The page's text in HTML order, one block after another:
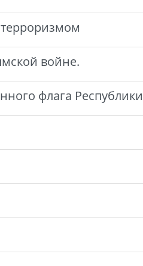
терроризмом
войне.
флага